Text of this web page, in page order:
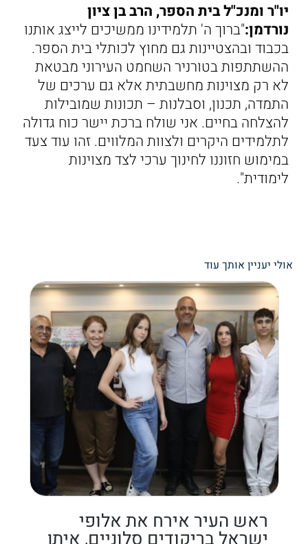
יו"ר ומנכ"ל בית הספר, הרב בן ציון
נורדמן:"ברוך ה' תלמידינו ממשיכים לייצג אותנו
בכבוד ובהצטיינות גם מחוץ לכותלי בית הספר.
ההשתתפות בטורניר השחמט העירוני מבטאת
לא רק מצוינות מחשבתית אלא גם ערכים של
התמדה, תכנון, וסבלנות – תכונות שמובילות
להצלחה בחיים. אני שולח ברכת יישר כוח גדולה
לתלמידים היקרים ולצוות המלווים. זהו עוד צעד
במימוש חזוננו לחינוך ערכי לצד מצוינות
לימודית".
אולי יעניין אותך עוד
ראש העיר אירח את אלופי